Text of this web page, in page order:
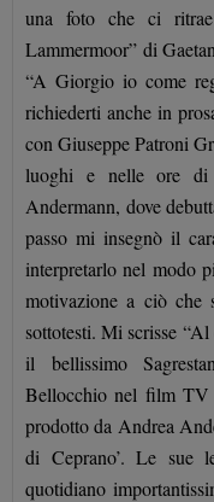
una foto che ci
Lammermoor” di
“A Giorgio io come
richiederti anche in
con Giuseppe Patroni
luoghi e nelle ore di
Andermann, dove
passo mi insegnò il
interpretarlo nel modo
motivazione a ciò che
sottotesti. Mi scrisse
il bellissimo
Bellocchio nel film TV
prodotto da Andrea
di Ceprano’. Le sue
quotidiano